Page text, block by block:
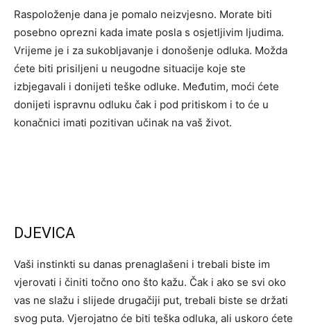
Raspoloženje dana je pomalo neizvjesno. Morate biti
posebno oprezni kada imate posla s osjetljivim ljudima.
Vrijeme je i za sukobljavanje i donošenje odluka. Možda
ćete biti prisiljeni u neugodne situacije koje ste
izbjegavali i donijeti teške odluke. Međutim, moći ćete
donijeti ispravnu odluku čak i pod pritiskom i to će u
konačnici imati pozitivan učinak na vaš život.
DJEVICA
Vaši instinkti su danas prenaglašeni i trebali biste im
vjerovati i činiti točno ono što kažu. Čak i ako se svi oko
vas ne slažu i slijede drugačiji put, trebali biste se držati
svog puta. Vjerojatno će biti teška odluka, ali uskoro ćete